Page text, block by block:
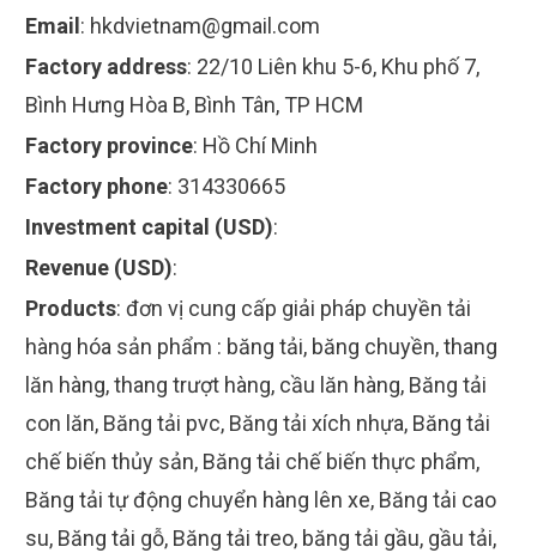
Email : hkdvietnam@gmail.com
Factory address: 22/10 Liên khu 5-6, Khu phố 7,
Bình Hưng Hòa B, Bình Tân, TP HCM
Factory province: Hồ Chí Minh
Factory phone: 314330665
Investment capital (USD):
Revenue (USD):
Products: đơn vị cung cấp giải pháp chuyền tải
hàng hóa sản phẩm : băng tải, băng chuyền, thang
lăn hàng, thang trượt hàng, cầu lăn hàng, Băng tải
con lăn, Băng tải pvc, Băng tải xích nhựa, Băng tải
chế biến thủy sản, Băng tải chế biến thực phẩm,
Băng tải tự động chuyển hàng lên xe, Băng tải cao
su, Băng tải gỗ, Băng tải treo, băng tải gầu, gầu tải,